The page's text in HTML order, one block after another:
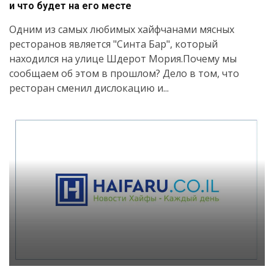
и что будет на его месте
Одним из самых любимых хайфчанами мясных
ресторанов является "Синта Бар", который
находился на улице Шдерот Мория.Почему мы
сообщаем об этом в прошлом? Дело в том, что
ресторан сменил дислокацию и...